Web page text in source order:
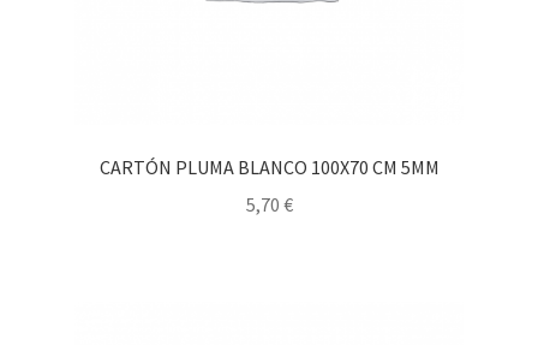
CARTÓN PLUMA BLANCO 100X70 CM 5MM
5,70 €